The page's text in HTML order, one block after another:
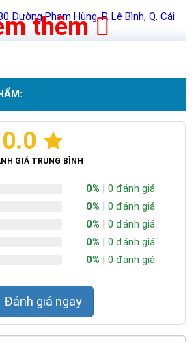
Đường Phạm Hùng, P. Lê Bình, Q. Cái
thêm
0.0
GIÁ TRUNG BÌNH
0% | 0 đánh giá
0% | 0 đánh giá
0% | 0 đánh giá
0% | 0 đánh giá
0% | 0 đánh giá
Đánh giá ngay